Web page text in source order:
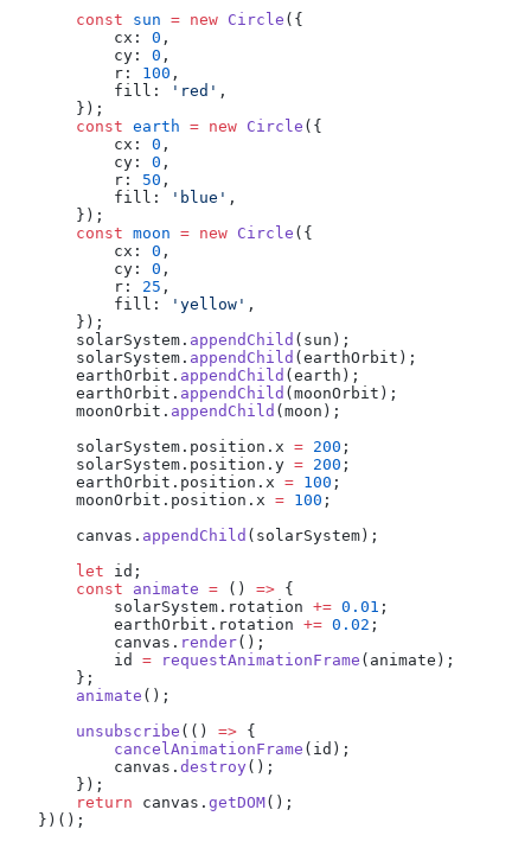
    const
sun = new Circle ({
        cx:
0 ,
        cy:
0 ,
        r:
100 ,
        fill:
'red' ,
    });
    const
earth = new Circle ({
        cx:
0 ,
        cy:
0 ,
        r:
50 ,
        fill:
'blue' ,
    });
    const
moon = new Circle ({
        cx:
0 ,
        cy:
0 ,
        r:
25 ,
        fill:
'yellow' ,
    });
    solarSystem.
appendChild (sun);
    solarSystem.
appendChild (earthOrbit);
    earthOrbit.
appendChild (earth);
    earthOrbit.
appendChild (moonOrbit);
    moonOrbit.
appendChild (moon);
    solarSystem.position.x
= 200 ;
    solarSystem.position.y
= 200 ;
    earthOrbit.position.x
= 100 ;
    moonOrbit.position.x
= 100 ;
    canvas.
appendChild (solarSystem);
    let
id;
    const
animate = () => {
        solarSystem.rotation
+= 0.01 ;
        earthOrbit.rotation
+= 0.02 ;
        canvas.
render();
        id
= requestAnimationFrame (animate);
    };
    animate
();
    unsubscribe
(() => {
        cancelAnimationFrame
(id);
        canvas.
destroy();
    });
    return
canvas. getDOM();
})();